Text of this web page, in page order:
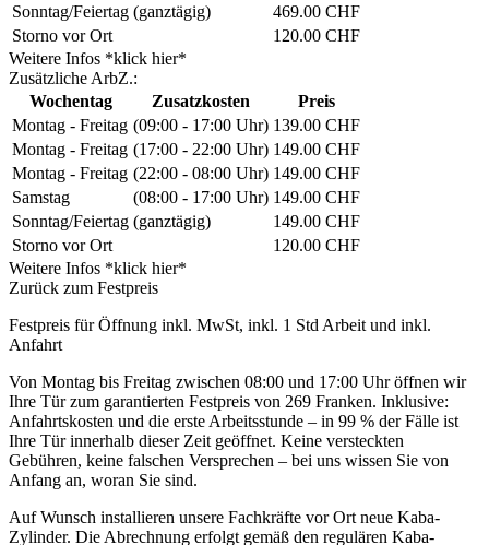
Sonntag/Feiertag (ganztägig)
469.00 CHF
Storno vor Ort
120.00 CHF
Weitere Infos *klick hier*
Zusätzliche ArbZ.:
Wochentag
Zusatzkosten
Preis
Montag - Freitag (09:00 - 17:00 Uhr) 139.00 CHF
Montag - Freitag (17:00 - 22:00 Uhr) 149.00 CHF
Montag - Freitag (22:00 - 08:00 Uhr) 149.00 CHF
Samstag
(08:00 - 17:00 Uhr) 149.00 CHF
Sonntag/Feiertag (ganztägig)
149.00 CHF
Storno vor Ort
120.00 CHF
Weitere Infos *klick hier*
Zurück zum Festpreis
Festpreis für Öffnung inkl. MwSt, inkl. 1 Std Arbeit und inkl.
Anfahrt
Von Montag bis Freitag zwischen 08:00 und 17:00 Uhr öffnen wir
Ihre Tür zum garantierten Festpreis von 269 Franken. Inklusive:
Anfahrtskosten und die erste Arbeitsstunde – in 99 % der Fälle ist
Ihre Tür innerhalb dieser Zeit geöffnet. Keine versteckten
Gebühren, keine falschen Versprechen – bei uns wissen Sie von
Anfang an, woran Sie sind.
Auf Wunsch installieren unsere Fachkräfte vor Ort neue Kaba-
Zylinder. Die Abrechnung erfolgt gemäß den regulären Kaba-